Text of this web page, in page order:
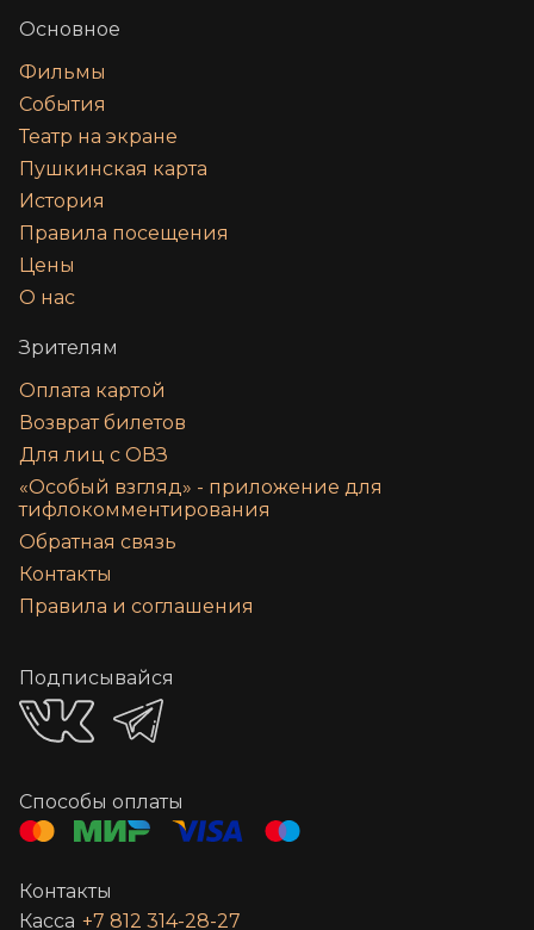
Основное
Фильмы
События
Театр на экране
Пушкинская карта
История
Правила посещения
Цены
О нас
Зрителям
Оплата картой
Возврат билетов
Для лиц с ОВЗ
«‎Особый взгляд» - приложение для
тифлокомментирования
Обратная связь
Контакты
Правила и соглашения
Подписывайся
Способы оплаты
Контакты
Касса +7 812 314-28-27